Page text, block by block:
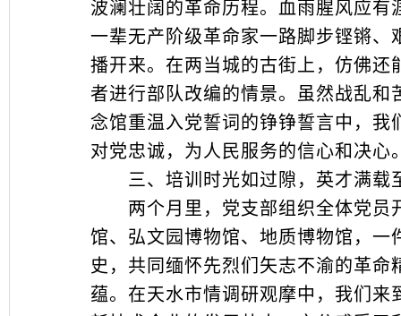
波澜壮阔的革命历程。血雨腥风应
一辈无产阶级革命家一路脚步铿锵
播开来。在两当城的古街上，仿佛
者进行部队改编的情景。虽然战乱
念馆重温入党誓词的铮铮誓言中，
对党忠诚，为人民服务的信心和决心
三、培训时光如过隙，英才满载
两个月里，党支部组织全体党员
馆、弘文园博物馆、地质博物馆，
史，共同缅怀先烈们矢志不渝的革
蕴。在天水市情调研观摩中，我们